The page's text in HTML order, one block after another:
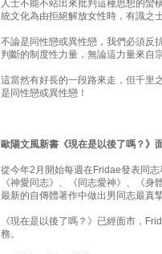
人士不能不站出來批判這種思想的蠻
統文化為由拒絕解放女性時，有識之
不論是同性戀或異性戀，我們必須反
判斷的制度性力量，無論這力量來自
這當然有好長的一段路來走，但千里
是同性戀或異性戀！
歐陽文風新書《現在是以後了嗎？》
從今年2月開始每週在Fridae發表同
《神愛同志》、《同志愛神》、《
最新的自傳體著作中做出男同志最真
《現在是以後了嗎？》已經面市，
務。